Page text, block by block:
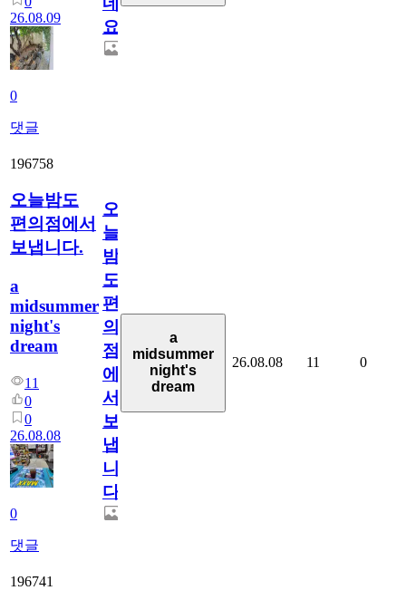
26.08.09
0
댓글
요.
196758
오늘밤도
편의점에서
보냅니다.
a
midsummer
night's
dream
11
0
0
26.08.08
0
댓글
오
늘
밤
도
편
의
점
에
서
보
냅
니
다.
a
midsummer
night's
dream
26.08.08 11 0
196741